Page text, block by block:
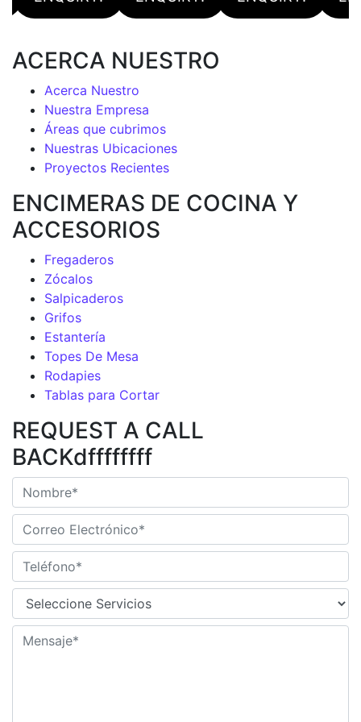
ACERCA NUESTRO
Acerca Nuestro
Nuestra Empresa
Áreas que cubrimos
Nuestras Ubicaciones
Proyectos Recientes
ENCIMERAS DE COCINA Y
ACCESORIOS
Fregaderos
Zócalos
Salpicaderos
Grifos
Estantería
Topes De Mesa
Rodapies
Tablas para Cortar
REQUEST A CALL
BACKdffffffff